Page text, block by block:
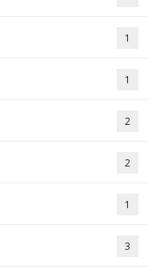
1
1
2
2
1
3